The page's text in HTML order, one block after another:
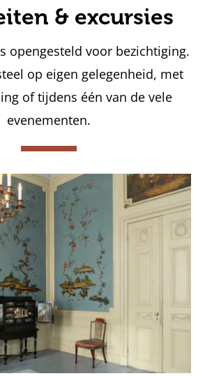
& excursies
opengesteld voor bezichtiging.
op eigen gelegenheid, met
of tijdens één van de vele
evenementen.